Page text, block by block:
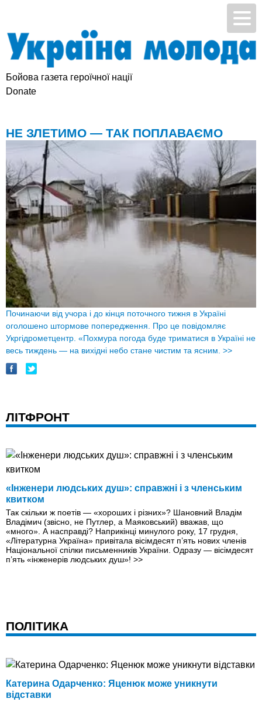
Бойова газета героїчної нації
Підтримай УМ
НЕ ЗЛЕТИМО — ТАК ПОПЛАВАЄМО
Починаючи від учора і до кінця поточного тижня в Україні
оголошено штормове попередження. Про це повідомляє
Укргідрометцентр. «Похмура погода буде триматися в Україні не
весь тиждень — на вихідні небо стане чистим та ясним. >>
ЛІТФРОНТ
«Інженери людських душ»: справжні і з членським
квитком
Так скільки ж поетів — «хороших і різних»? Шановний Владім
Владімич (звісно, не Путлер, а Маяковський) вважав, що
«много». А насправді? Наприкінці минулого року, 17 грудня,
«Літературна Україна» привітала вісімдесят п’ять нових членів
Національної спілки письменників України. Одразу — вісімдесят
п’ять «інженерів людських душ»! >>
ПОЛІТИКА
Катерина Одарченко: Яценюк може уникнути
відставки